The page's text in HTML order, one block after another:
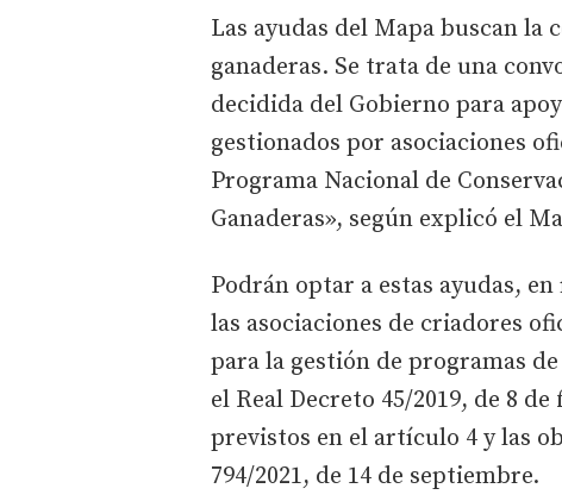
Las ayudas del Mapa buscan la
ganaderas. Se trata de una
decidida del Gobierno para
gestionados por asociaciones
Programa Nacional de
Ganaderas», según explicó el
Podrán optar a estas ayudas,
las asociaciones de criadores
para la gestión de programas
el Real Decreto 45/2019, de 8
previstos en el artículo 4 y las
794/2021, de 14 de septiembre.